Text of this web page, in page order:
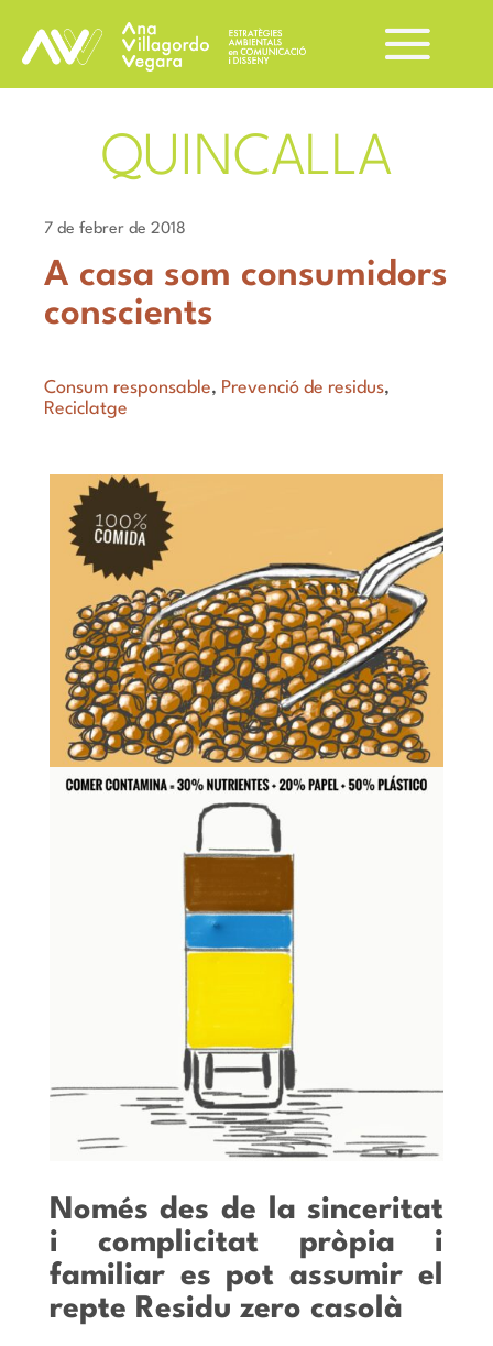
QUINCALLA
7 de febrer de 2018
A casa som consumidors
conscients
Consum responsable, Prevenció de residus,
Reciclatge
Només des de la sinceritat
i complicitat pròpia i
familiar es pot assumir el
repte Residu zero casolà